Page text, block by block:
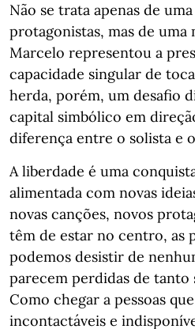
Não se trata apenas de
protagonistas, mas de uma
Marcelo representou a
capacidade singular de
herda, porém, um desafio
capital simbólico em
diferença entre o solista e
A liberdade é uma
alimentada com novas
novas canções, novos
têm de estar no centro, as
podemos desistir de
parecem perdidas de tanto
Como chegar a pessoas
incontactáveis e